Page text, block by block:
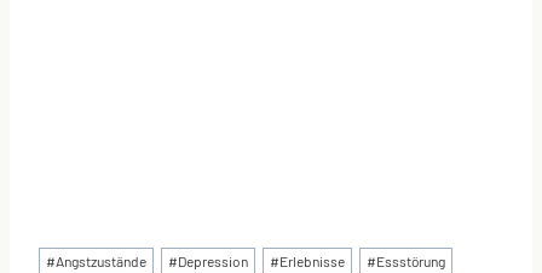
Schlagworte:
#Angstzustände #Depression #Erlebnisse #Essstörung